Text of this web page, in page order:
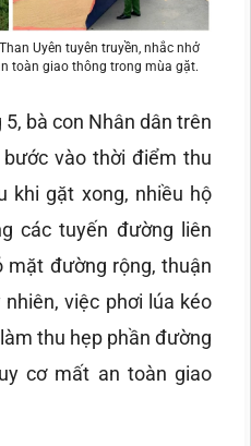
Uyên tuyên truyền, nhắc nhở
toàn giao thông trong mùa gặt.
bà con Nhân dân trên
vào thời điểm thu
khi gặt xong, nhiều hộ
các tuyến đường liên
mặt đường rộng, thuận
việc phơi lúa kéo
thu hẹp phần đường
cơ mất an toàn giao